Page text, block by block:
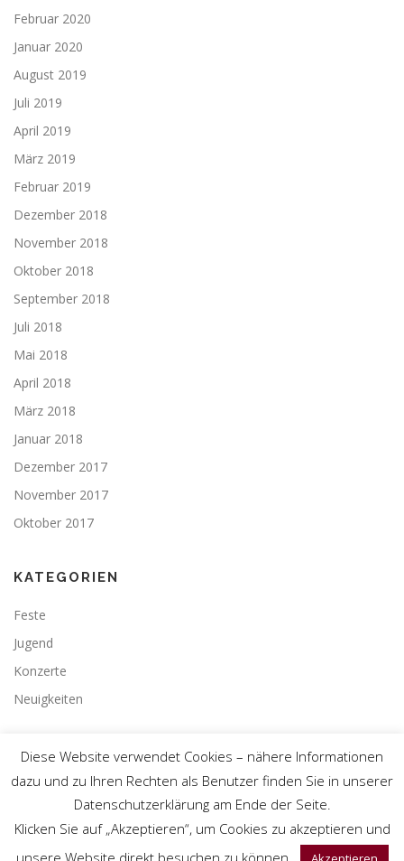
Februar 2020
Januar 2020
August 2019
Juli 2019
April 2019
März 2019
Februar 2019
Dezember 2018
November 2018
Oktober 2018
September 2018
Juli 2018
Mai 2018
April 2018
März 2018
Januar 2018
Dezember 2017
November 2017
Oktober 2017
KATEGORIEN
Feste
Jugend
Konzerte
Neuigkeiten
Copyright © 1978 – 2026 ASG Teningen
Diese Website verwendet Cookies – nähere Informationen
dazu und zu Ihren Rechten als Benutzer finden Sie in unserer
Datenschutzerklärung am Ende der Seite.
Klicken Sie auf „Akzeptieren“, um Cookies zu akzeptieren und
unsere Website direkt besuchen zu können.